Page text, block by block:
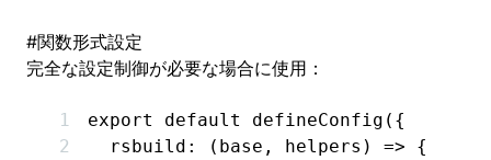
#関数形式設定
完全な設定制御が必要な場合に使用：
export default defineConfig ({
  rsbuild
: (base , helpers) => {